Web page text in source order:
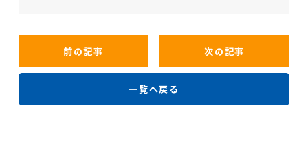
前の記事 次の記事
一覧へ戻る